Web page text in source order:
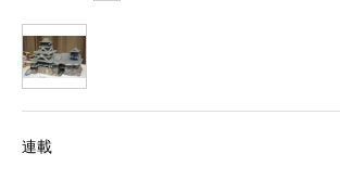
連載